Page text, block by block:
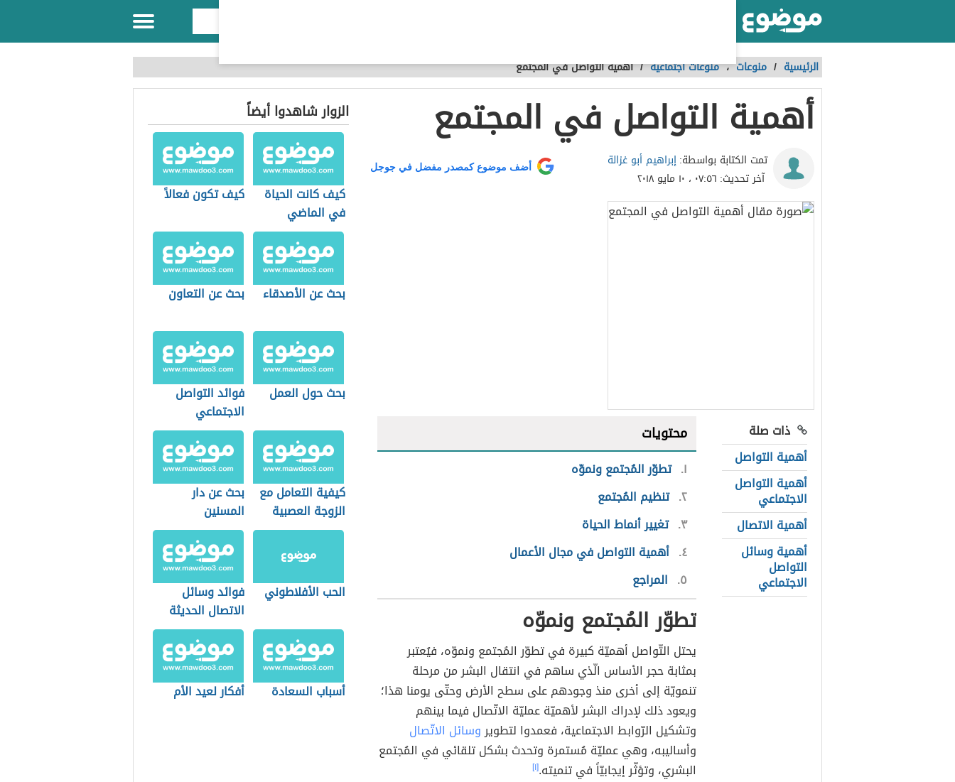
الرئيسية / منوعات ،منوعات اجتماعية /أهمية التواصل في المجتمع
أهمية التواصل في المجتمع
تمت الكتابة بواسطة:إبراهيم أبو غزالة
آخر تحديث: ٠٧:٥٦ ، ١٠ مايو ٢٠١٨
أضف موضوع كمصدر مفضل في جوجل
ذات صلة
أهمية التواصل
أهمية التواصل
الاجتماعي
أهمية الاتصال
أهمية وسائل
التواصل
الاجتماعي
محتويات
١ تطوّر المُجتمع ونموّه
٢ تنظيم المُجتمع
٣ تغيير أنماط الحياة
٤ أهمية التواصل في مجال الأعمال
٥ المراجع
تطوّر المُجتمع ونموّه
يحتل التّواصل أهميّة كبيرة في تطوّر المُجتمع ونموّه، فيُعتبر
بمثابة حجر الأساس الّذي ساهم في انتقال البشر من مرحلة
تنمويّة إلى أخرى منذ وجودهم على سطح الأرض وحتّى يومنا هذا؛
ويعود ذلك لإدراك البشر لأهميّة عمليّة الاتّصال فيما بينهم
وتشكيل الرّوابط الاجتماعية، فعمدوا لتطويروسائل الاتّصال
وأساليبه، وهي عمليّة مُستمرة وتحدث بشكل تلقائي في المُجتمع
البشري، وتؤثّر إيجابيّاً في تنميته.[١]
الزوار شاهدوا أيضاً
كيف كانت الحياة
في الماضي
كيف تكون فعالاً
بحث عن الأصدقاء بحث عن التعاون
بحث حول العمل
فوائد التواصل
الاجتماعي
كيفية التعامل مع
الزوجة العصبية
بحث عن دار
المسنين
الحب الأفلاطوني
فوائد وسائل
الاتصال الحديثة
أسباب السعادة أفكار لعيد الأم